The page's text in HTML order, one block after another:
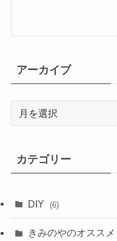
アーカイブ
ブ
カテゴリー
DIY (6)
きみのやのオススメ